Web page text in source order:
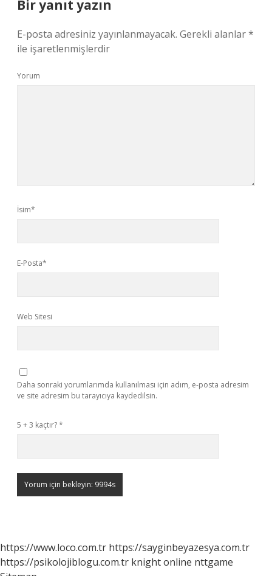
Bir yanıt yazın
E-posta adresiniz yayınlanmayacak. Gerekli alanlar*
ile işaretlenmişlerdir
Yorum
İsim*
E-Posta*
Web Sitesi
Daha sonraki yorumlarımda kullanılması için adım, e-posta adresim
ve site adresim bu tarayıcıya kaydedilsin.
5 + 3 kaçtır?*
https://www.loco.com.tr https://sayginbeyazesya.com.tr
https://psikolojiblogu.com.tr knight online nttgame